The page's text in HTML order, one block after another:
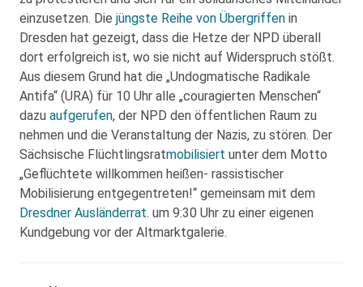
einzusetzen. Die jüngste Reihe von Übergriffen in
Dresden hat gezeigt, dass die Hetze der NPD überall
dort erfolgreich ist, wo sie nicht auf Widerspruch stößt.
Aus diesem Grund hat die „Undogmatische Radikale
Antifa“ (URA) für 10 Uhr alle „couragierten Menschen“
dazu aufgerufen, der NPD den öffentlichen Raum zu
nehmen und die Veranstaltung der Nazis, zu stören. Der
Sächsische Flüchtlingsratmobilisiert unter dem Motto
„Geflüchtete willkommen heißen- rassistischer
Mobilisierung entgegentreten!“ gemeinsam mit dem
Dresdner Ausländerrat. um 9:30 Uhr zu einer eigenen
Kundgebung vor der Altmarktgalerie.